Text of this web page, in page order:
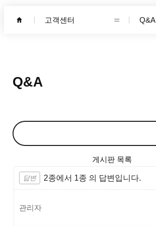
고객센터 Q&A
Q&A
게시판 목록
답변 2종에서 1종 의 답변입니다.
관리자